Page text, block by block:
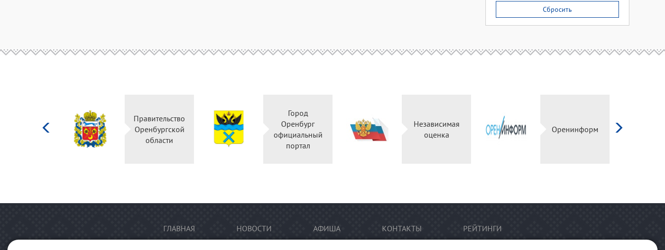
Сбросить
Правительство
Оренбургской
области
Город
Оренбург
официальный
портал
Независимая
оценка
Оренинформ
ГЛАВНАЯ НОВОСТИ АФИША КОНТАКТЫ РЕЙТИНГИ